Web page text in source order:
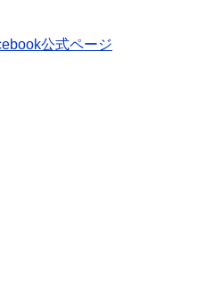
公式ページ